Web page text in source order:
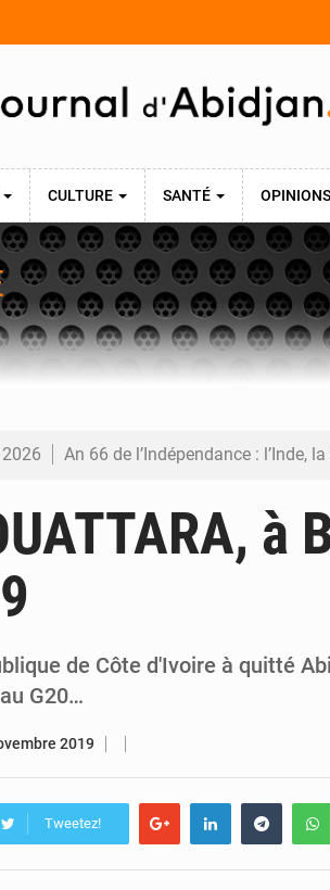
CULTURE SANTÉ OPINIONS
An 66 de l’Indépendance : l’Inde, la Guinée, le Bénin et le Gabon
Indépendance 2026 : Alassane Ouattara annonce
à
de Côte d'Ivoire à quitté
G20…
2019
Tweetez!